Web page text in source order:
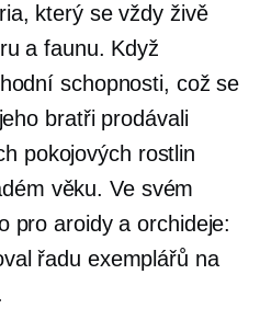
který se vždy živě
a faunu. Když
schopnosti, což se
bratři prodávali
pokojových rostlin
věku. Ve svém
pro aroidy a orchideje:
řadu exemplářů na